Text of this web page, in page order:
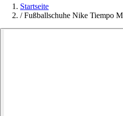
Startseite
/ Fußballschuhe Nike Tiempo